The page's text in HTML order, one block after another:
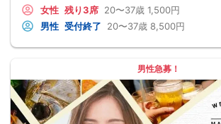
女性 残り3席 20〜37歳 1,500円
男性 受付終了 20〜37歳 8,500円
男性急募！